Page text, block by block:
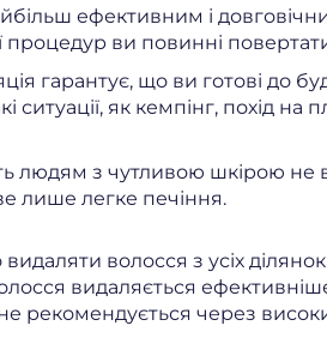
найбільш ефективним і
процедур ви повинні
гарантує, що ви готові до
ситуації, як кемпінг, похід
людям з чутливою шкірою
лише легке печіння.
волосся з усіх
видаляється
рекомендується через